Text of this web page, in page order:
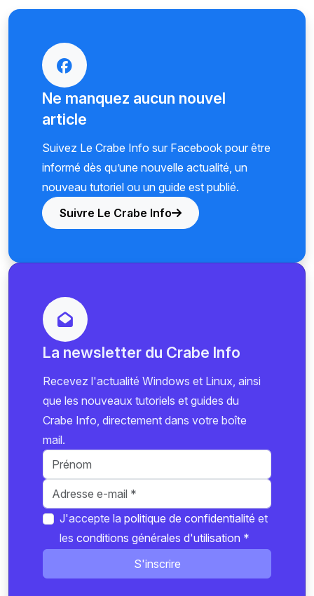
Ne manquez aucun nouvel
article
Suivez Le Crabe Info sur Facebook pour être
informé dès qu’une nouvelle actualité, un
nouveau tutoriel ou un guide est publié.
Suivre Le Crabe Info
La newsletter du Crabe Info
Recevez l'actualité Windows et Linux, ainsi
que les nouveaux tutoriels et guides du
Crabe Info, directement dans votre boîte
mail.
J'accepte la politique de confidentialité et
les conditions générales d'utilisation *
S'inscrire